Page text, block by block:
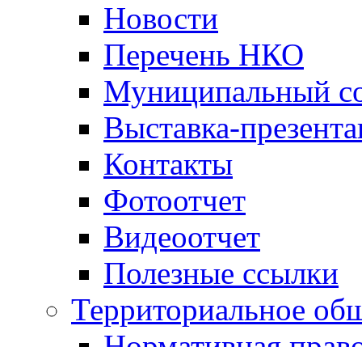
Новости
Перечень НКО
Муниципальный
Выставка-
Контакты
Фотоотчет
Видеоотчет
Полезные ссылки
Территориальное